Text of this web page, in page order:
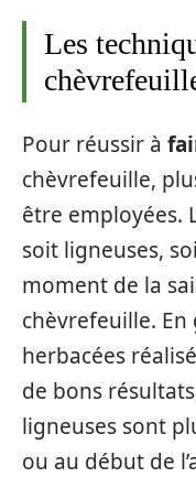
Les
Pour réussir à
chèvrefeuille,
être employées.
soit ligneuses,
moment de la
chèvrefeuille.
herbacées
de bons
ligneuses sont
ou au début de